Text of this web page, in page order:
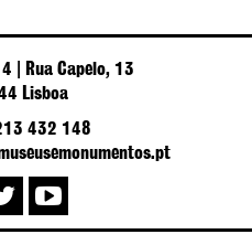
| Rua Capelo, 13
Lisboa
432 148